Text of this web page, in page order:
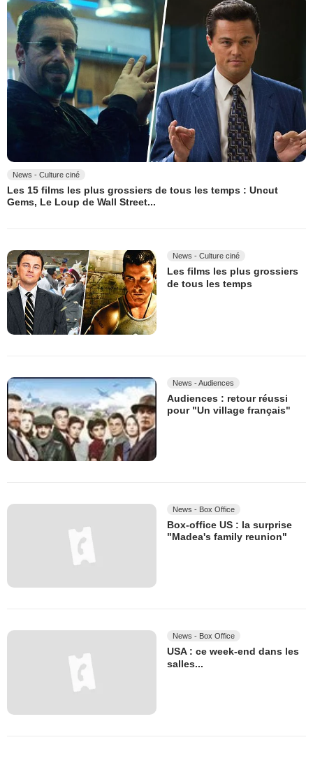
News - Culture ciné
Les 15 films les plus grossiers de tous les temps : Uncut
Gems, Le Loup de Wall Street...
News - Culture ciné
Les films les plus grossiers
de tous les temps
News - Audiences
Audiences : retour réussi
pour "Un village français"
News - Box Office
Box-office US : la surprise
"Madea's family reunion"
News - Box Office
USA : ce week-end dans les
salles...